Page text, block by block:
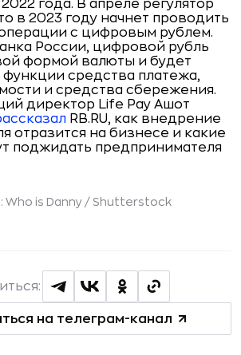
года. В апреле регулятор
в 2023 году начнет проводить
с цифровым рублем.
России, цифровой рубль
формой валюты и будет
функции средства платежа,
и средства сбережения.
директор Life Pay Ашот
RB.RU, как внедрение
отразится на бизнесе и какие
поджидать предпринимателя
is Danny / Shutterstock
на телеграм-канал